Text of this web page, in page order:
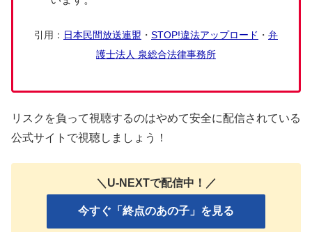
引用： 日本民間放送連盟 ・ STOP!違法アップロード ・ 弁
護士法人 泉総合法律事務所
リスクを負って視聴するのはやめて安全に配信されている
公式サイトで視聴しましょう！
＼U-NEXTで配信中！／
今すぐ「終点のあの子」を見る